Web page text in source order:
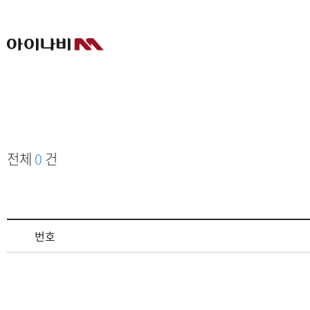
전체 0 건
번호